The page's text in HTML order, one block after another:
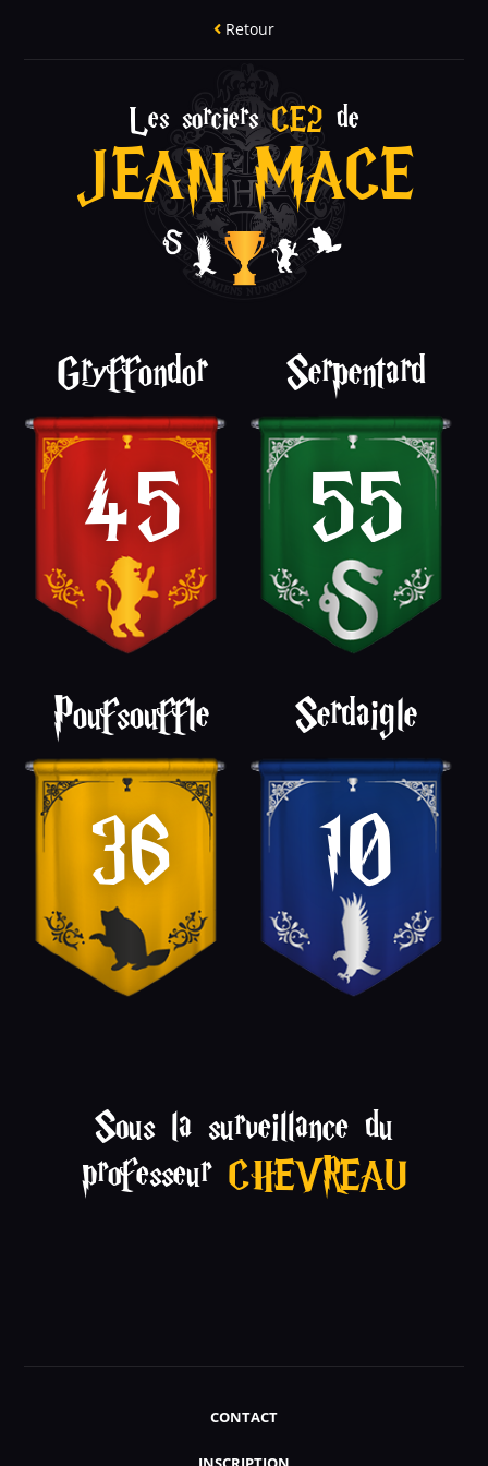
Retour
Les sorciersCE2 de
JEAN MACE
Gryffondor
45
Serpentard
55
Poufsouffle
36
Serdaigle
10
Sous la surveillance du
professeur CHEVREAU
CONTACT